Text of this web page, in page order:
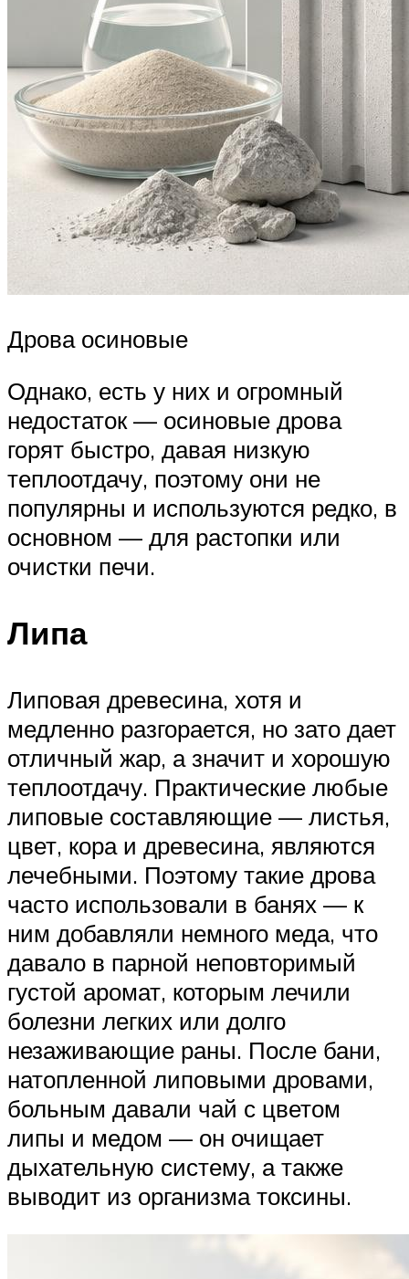
Дрова осиновые
Однако, есть у них и огромный
недостаток — осиновые дрова
горят быстро, давая низкую
теплоотдачу, поэтому они не
популярны и используются редко, в
основном — для растопки или
очистки печи.
Липа
Липовая древесина, хотя и
медленно разгорается, но зато дает
отличный жар, а значит и хорошую
теплоотдачу. Практические любые
липовые составляющие — листья,
цвет, кора и древесина, являются
лечебными. Поэтому такие дрова
часто использовали в банях — к
ним добавляли немного меда, что
давало в парной неповторимый
густой аромат, которым лечили
болезни легких или долго
незаживающие раны. После бани,
натопленной липовыми дровами,
больным давали чай с цветом
липы и медом — он очищает
дыхательную систему, а также
выводит из организма токсины.